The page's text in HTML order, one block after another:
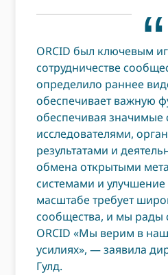
ORCID был ключевым
сотрудничестве
определило раннее
обеспечивает важную
обеспечивая значимые
исследователями,
результатами и
обмена открытыми
системами и
масштабе требует
сообщества, и мы рады
ORCID «Мы верим в
усилиях», — заявила
Гулд.